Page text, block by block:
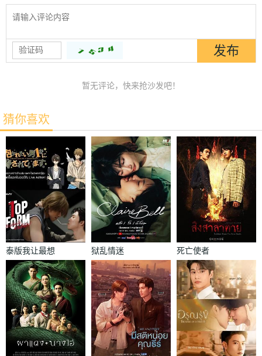
暂无评论，快来抢沙发吧！
猜你喜欢
泰版我让最想
被拥抱的男人
给威胁了
狱乱情迷 死亡使者